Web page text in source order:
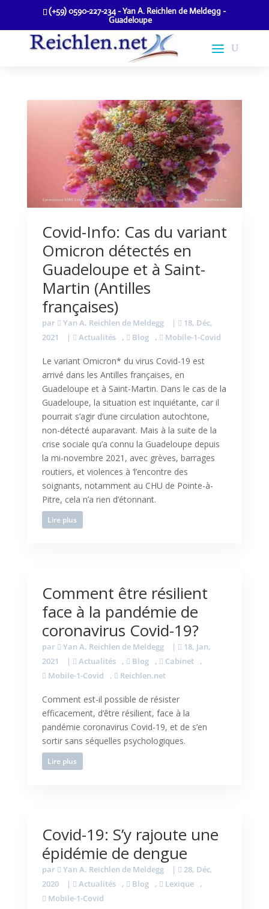
(+59) 0590-227-234 - Yan A. Reichlen de Meldegg -
Guadeloupe
Covid-Info: Cas du variant
Omicron détectés en
Guadeloupe et à Saint-
Martin (Antilles
françaises)
par Yan A. Reichlen de Meldegg |
18, Déc,
2021
| Actualités , Blog , Mobile-1-Covid
Le variant Omicron* du virus Covid-19 est
arrivé dans les Antilles françaises, en
Guadeloupe et à Saint-Martin. Dans le cas de la
Guadeloupe, la situation est inquiétante, car il
pourrait s’agir d’une circulation autochtone,
non-détecté auparavant. Mais à la suite de la
crise sociale qu’a connu la Guadeloupe depuis
la mi-novembre 2021, avec grèves, barrages
routiers, et violences à ‘l’encontre des
soignants, notamment au CHU de Pointe-à-
Pitre, cela n’a rien d’étonnant.
Lire plus
Comment être résilient
face à la pandémie de
coronavirus Covid-19?
par Yan A. Reichlen de Meldegg |
18, Jan,
2021
| Actualités , Blog , Cabinet
,
Mobile-1-Covid
, Reichlen.net
Comment est-il possible de résister
efficacement, d’être résilient, face à la
pandémie coronavirus Covid-19, et de s’en
sortir sans séquelles psychologiques.
Lire plus
Covid-19: S’y rajoute une
épidémie de dengue
par Yan A. Reichlen de Meldegg |
28, Déc,
2020
| Actualités , Blog , Lexique
,
Mobile-1-Covid